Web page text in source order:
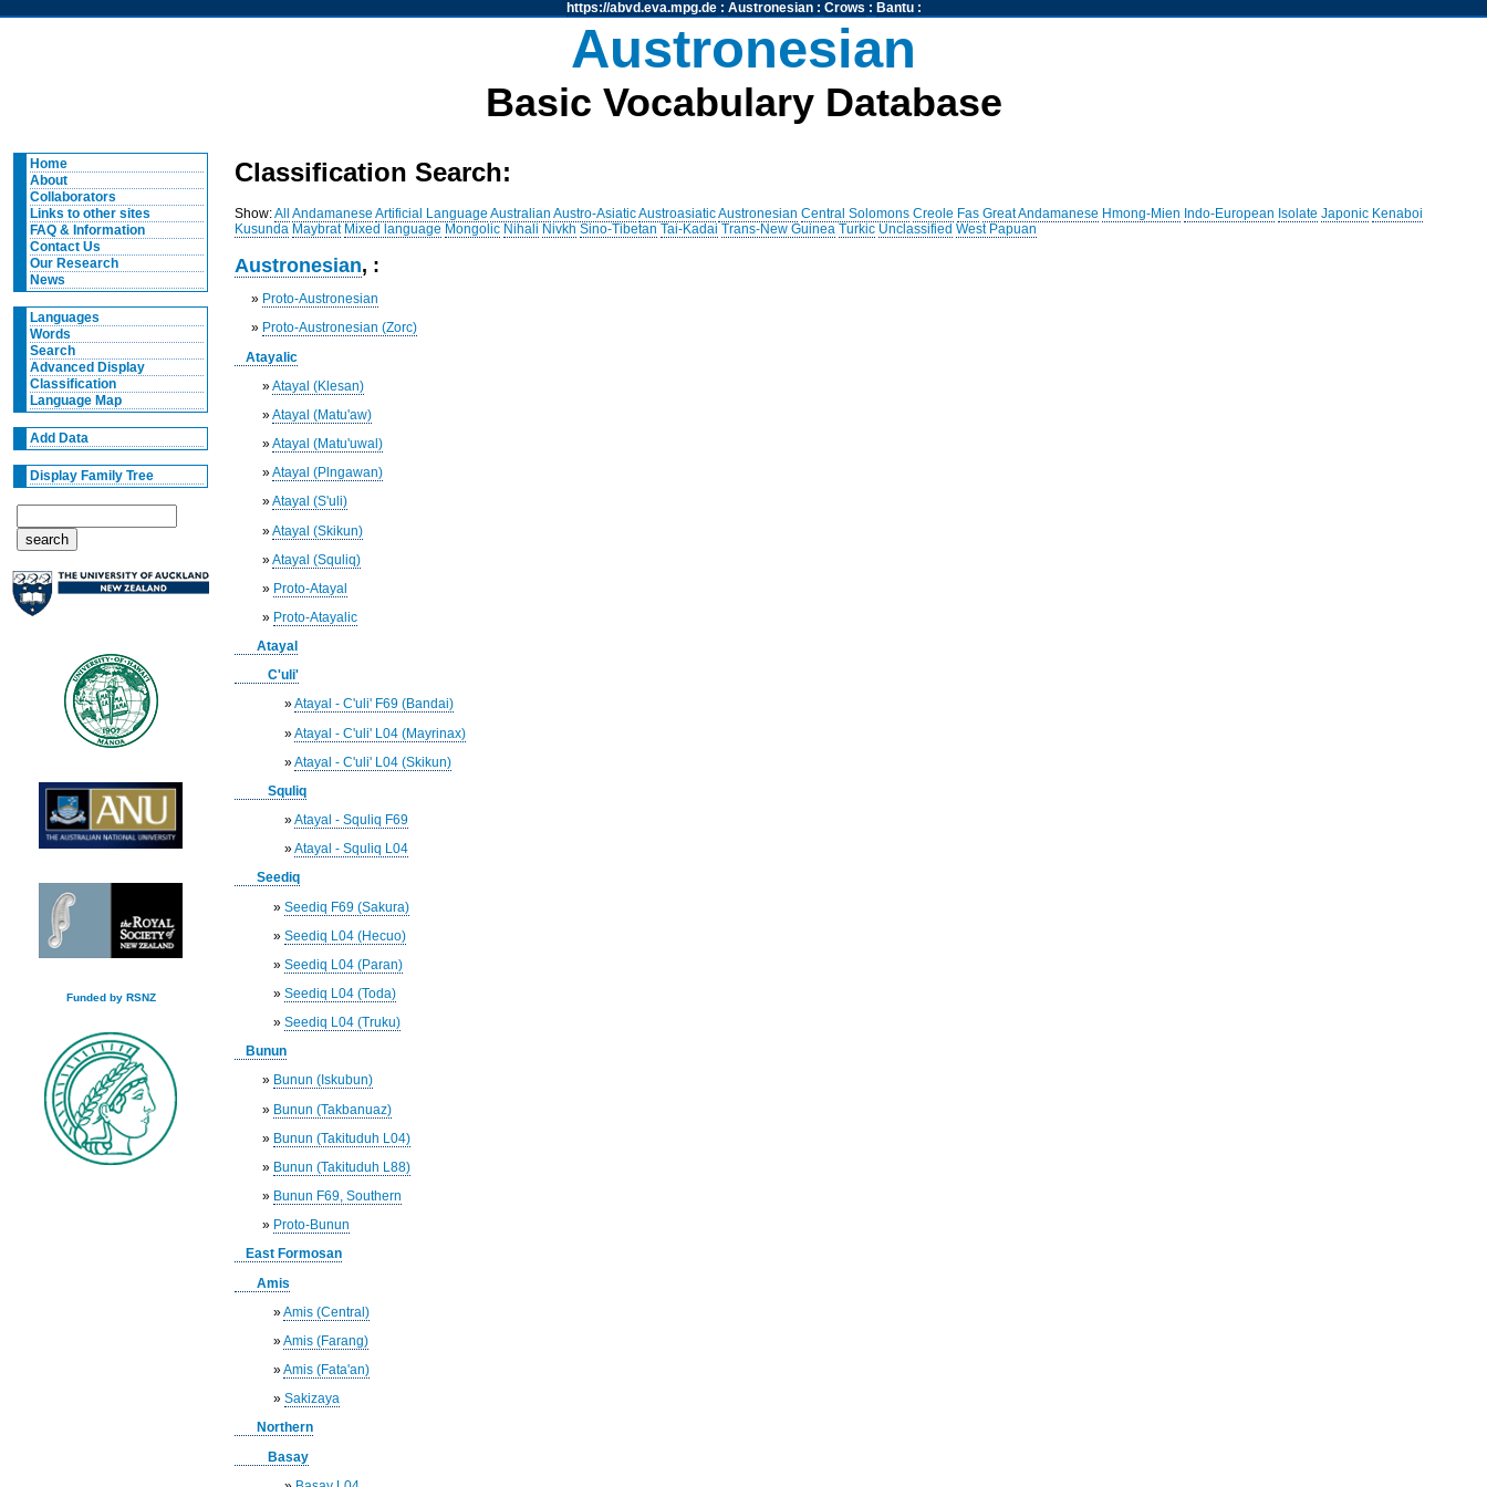
https://abvd.eva.mpg.de: Austronesian: Crows : Bantu:
Austronesian
Basic Vocabulary Database
Home
About
Collaborators
Links to other sites
FAQ & Information
Contact Us
Our Research
News
Languages
Words
Search
Advanced Display
Classification
Language Map
Add Data
Display Family Tree
Funded by RSNZ
Classification Search:
Show:All Andamanese Artificial Language Australian Austro-AsiaticAustroasiaticAustronesian Central Solomons Creole Fas Great Andamanese Hmong-Mien Indo-European Isolate Japonic Kenaboi
Kusunda Maybrat Mixed language Mongolic Nihali Nivkh Sino-Tibetan Tai-Kadai Trans-New Guinea Turkic Unclassified West Papuan
Austronesian, :
» Proto-Austronesian
» Proto-Austronesian (Zorc)
Atayalic
»Atayal (Klesan)
»Atayal (Matu'aw)
»Atayal (Matu'uwal)
»Atayal (Plngawan)
»Atayal (S'uli)
»Atayal (Skikun)
»Atayal (Squliq)
» Proto-Atayal
» Proto-Atayalic
Atayal
C'uli'
»Atayal - C'uli' F69 (Bandai)
»Atayal - C'uli' L04 (Mayrinax)
»Atayal - C'uli' L04 (Skikun)
Squliq
»Atayal - Squliq F69
»Atayal - Squliq L04
Seediq
»Seediq F69 (Sakura)
»Seediq L04 (Hecuo)
»Seediq L04 (Paran)
»Seediq L04 (Toda)
»Seediq L04 (Truku)
Bunun
» Bunun (Iskubun)
» Bunun (Takbanuaz)
» Bunun (Takituduh L04)
» Bunun (Takituduh L88)
» Bunun F69, Southern
» Proto-Bunun
East Formosan
Amis
»Amis (Central)
»Amis (Farang)
»Amis (Fata'an)
»Sakizaya
Northern
Basay